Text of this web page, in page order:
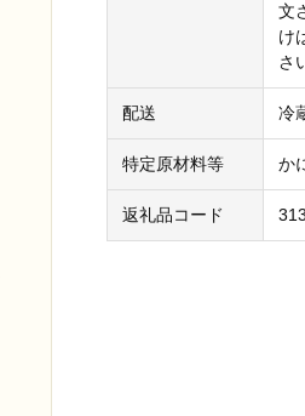
文
け
さ
配送 冷
特定原材料等 か
返礼品コード